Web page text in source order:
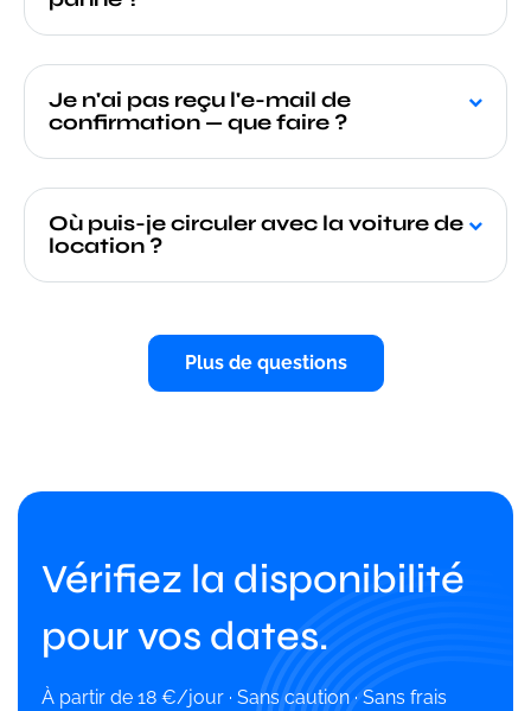
Je n'ai pas reçu l'e-mail de
confirmation — que faire ?
Où puis-je circuler avec la voiture de
location ?
Plus de questions
Vérifiez la disponibilité
pour vos dates.
À partir de 18 €/jour · Sans caution · Sans frais